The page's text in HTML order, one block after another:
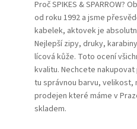
Proč SPIKES & SPARROW?
od roku 1992 a jsme
kabelek, aktovek je
Nejlepší zipy, druky,
lícová kůže. Toto ocení
kvalitu. Nechcete
tu správnou barvu, velikost,
prodejen které máme v
skladem.